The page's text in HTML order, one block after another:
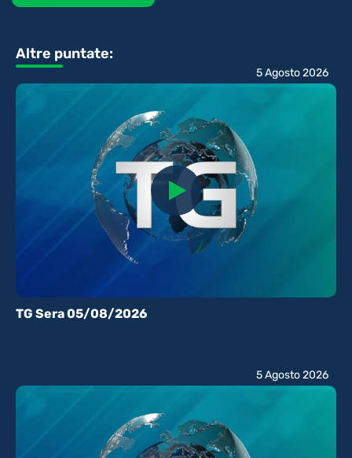
Altre puntate:
TG Sera 05/08/2026
5 Agosto 2026
5 Agosto 2026